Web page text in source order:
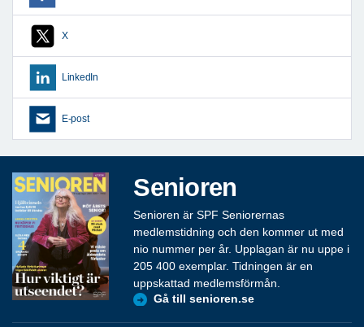
X
LinkedIn
E-post
Senioren
Senioren är SPF Seniorernas
medlemstidning och den kommer ut med
nio nummer per år. Upplagan är nu uppe i
205 400 exemplar. Tidningen är en
uppskattad medlemsförmån.
Gå till senioren.se